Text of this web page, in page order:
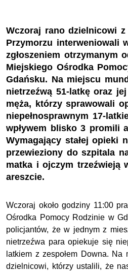
Wczoraj rano dzielnicowi
Przymorzu interweniowali
zgłoszeniem otrzymanym
Miejskiego Ośrodka
Gdańsku. Na miejscu
nietrzeźwą 51-latkę oraz
męża, którzy sprawowali
niepełnosprawnym 17-
wpływem blisko 3 promili
Wymagający stałej opieki
przewieziony do szpitala
matka i ojczym trzeźwieją
areszcie.
Wczoraj około godziny 11:00
Ośrodka Pomocy Rodzinie w
policjantów, że w jednym z
nietrzeźwa para opiekuje się
latkiem z zespołem Downa. Na
dzielnicowi, którzy ustalili, że